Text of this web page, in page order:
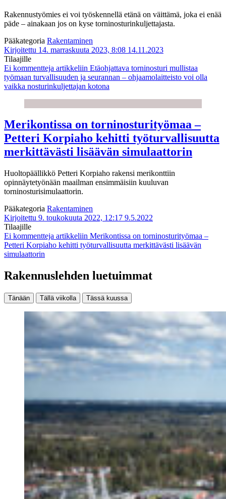
Rakennustyömies ei voi työskennellä etänä on väittämä, joka ei enää
päde – ainakaan jos on kyse torninosturinkuljettajasta.
Pääkategoria Rakentaminen
Kirjoitettu 14. marraskuuta 2023, 8:08 14.11.2023
Tilaajille
Ei kommentteja artikkeliin Etäohjattava torninosturi mullistaa
työmaan turvallisuuden ja seurannan – ohjaamolaitteisto voi olla
vaikka nosturinkuljettajan kotona
Merikontissa on torninosturityömaa –
Petteri Korpiaho kehitti työturvallisuutta
merkittävästi lisäävän simulaattorin
Huoltopäällikkö Petteri Korpiaho rakensi merikonttiin
opinnäytetyönään maailman ensimmäisiin kuuluvan
torninosturisimulaattorin.
Pääkategoria Rakentaminen
Kirjoitettu 9. toukokuuta 2022, 12:17 9.5.2022
Tilaajille
Ei kommentteja artikkeliin Merikontissa on torninosturityömaa –
Petteri Korpiaho kehitti työturvallisuutta merkittävästi lisäävän
simulaattorin
Rakennuslehden luetuimmat
Tänään Tällä viikolla Tässä kuussa